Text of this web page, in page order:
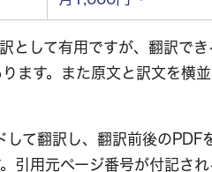
して有用ですが、翻訳でき
ます。また原文と訳文を横
て翻訳し、翻訳前後のPDF
引用元ページ番号が付記さ